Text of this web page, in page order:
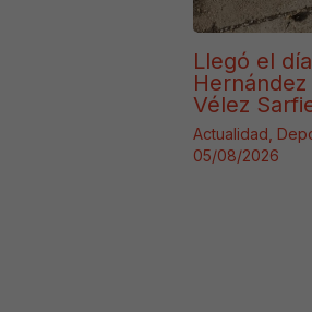
Llegó el
Vélez
Actualidad
05/08/2026